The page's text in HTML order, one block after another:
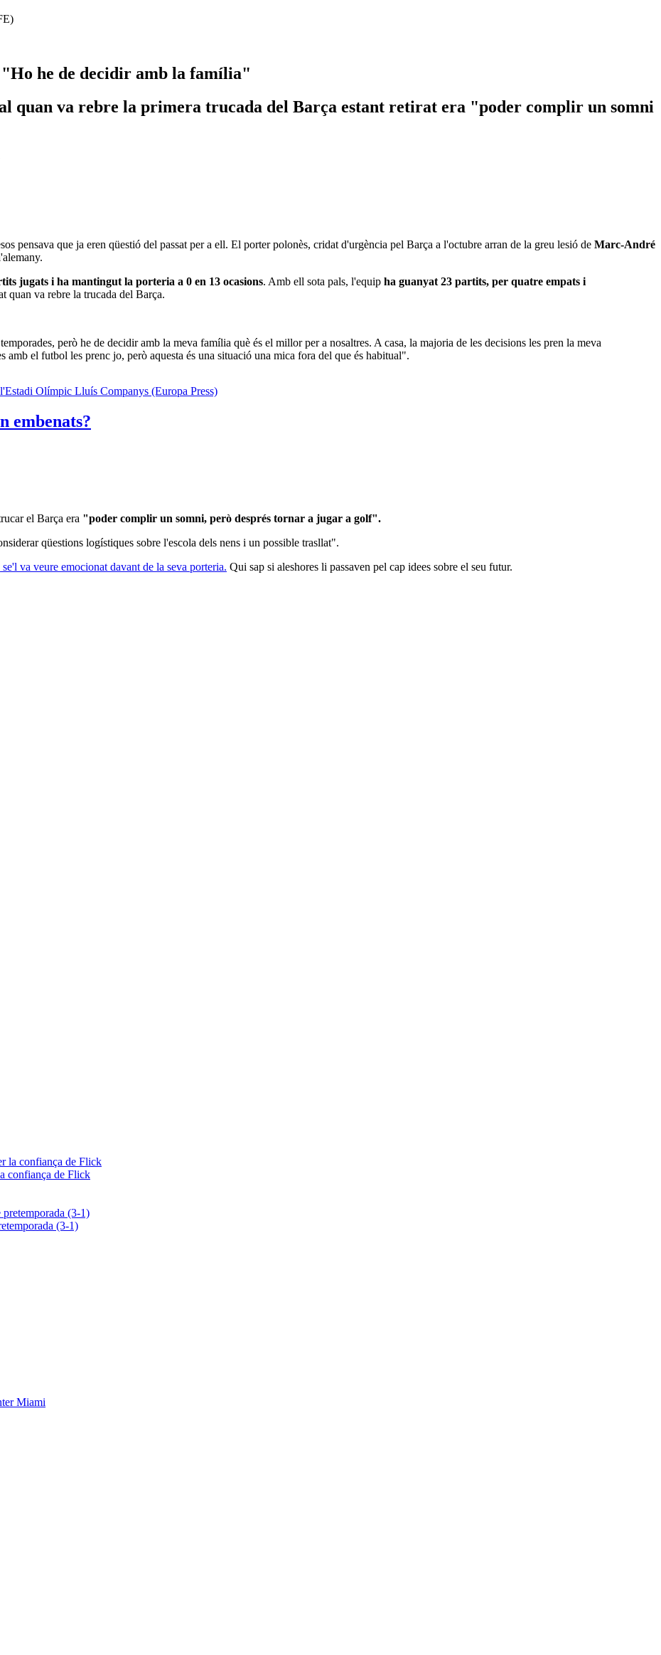
he de decidir amb la família"
quan va rebre la primera trucada del Barça estant retirat era "poder complir un somni
pensava que ja eren qüestió del passat per a ell. El porter polonès, cridat d'urgència pel Barça a l'octubre arran de la greu lesió de Marc-André
jugats i ha mantingut la porteria a 0 en 13 ocasions. Amb ell sota pals, l'equip ha guanyat 23 partits, per quatre empats i
quan va rebre la trucada del Barça.
però he de decidir amb la meva família què és el millor per a nosaltres. A casa, la majoria de les decisions les pren la meva
el futbol les prenc jo, però aquesta és una situació una mica fora del que és habitual".
el Barça era "poder complir un somni, però després tornar a jugar a golf".
qüestions logístiques sobre l'escola dels nens i un possible trasllat".
se'l va veure emocionat davant de la seva porteria. Qui sap si aleshores li passaven pel cap idees sobre el seu futur.
confiança de Flick
(3-1)